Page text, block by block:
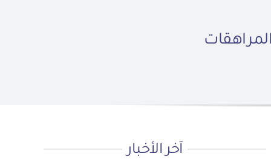
آخر الأخبار